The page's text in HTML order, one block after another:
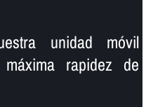
unidad móvil
rapidez de